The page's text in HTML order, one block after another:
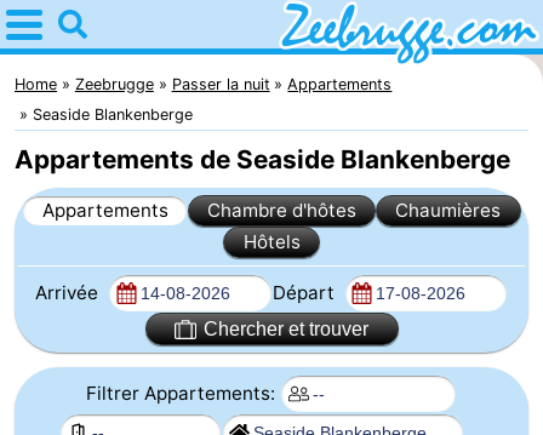
Home
Zeebrugge
Astuces
Avec
enfants
nuit
Appartements
Holiday
-
Home Zeebrugge Passer la nuit
Appartements
Seaside Blankenberge
Appartements de Seaside Blankenberge
Appartements Chambre d'hôtes
Chaumières
Hôtels
Arrivée Départ
Chercher et trouver
Filtrer Appartements: